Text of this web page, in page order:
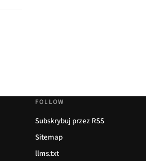
FOLLOW
Subskrybuj przez RSS
Sitemap
llms.txt